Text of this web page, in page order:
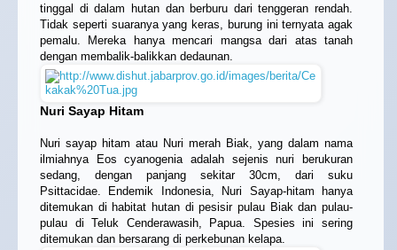
tinggal di dalam hutan dan berburu dari tenggeran rendah.
Tidak seperti suaranya yang keras, burung ini ternyata agak
pemalu. Mereka hanya mencari mangsa dari atas tanah
dengan membalik-balikkan dedaunan.
Nuri Sayap Hitam
Nuri sayap hitam atau Nuri merah Biak, yang dalam nama
ilmiahnya Eos cyanogenia adalah sejenis nuri berukuran
sedang, dengan panjang sekitar 30cm, dari suku
Psittacidae. Endemik Indonesia, Nuri Sayap-hitam hanya
ditemukan di habitat hutan di pesisir pulau Biak dan pulau-
pulau di Teluk Cenderawasih, Papua. Spesies ini sering
ditemukan dan bersarang di perkebunan kelapa.